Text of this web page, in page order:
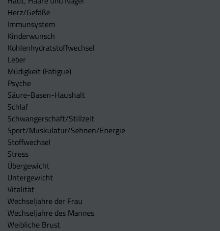
Herz/Gefäße
Immunsystem
Kinderwunsch
Kohlenhydratstoffwechsel
Leber
Müdigkeit (Fatigue)
Psyche
Säure-Basen-Haushalt
Schlaf
Schwangerschaft/Stillzeit
Sport/Muskulatur/Sehnen/Energie
Stoffwechsel
Stress
Übergewicht
Untergewicht
Vitalität
Wechseljahre der Frau
Wechseljahre des Mannes
Weibliche Brust